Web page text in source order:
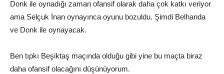
Donk ile oynadığı zaman ofansifolarak daha çok katkı veriyor
ama Selçuk İnan oynayınca oyunu bozuldu. Şimdi Belhanda
ve Donk ile oynayacak.
Ben tıpkı Beşiktaş maçında olduğu gibi yine bu maçta biraz
daha ofansifolacağını düşünüyorum.